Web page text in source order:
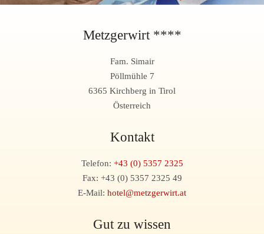
Metzgerwirt ****
Fam. Simair
Pöllmühle 7
6365 Kirchberg in Tirol
Österreich
Kontakt
Telefon: +43 (0) 5357 2325
Fax: +43 (0) 5357 2325 49
E-Mail: hotel@metzgerwirt.at
Gut zu wissen